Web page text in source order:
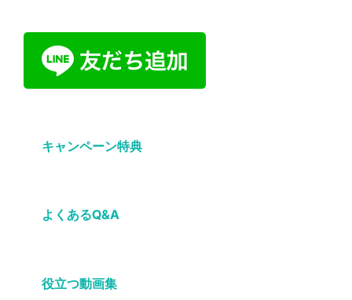
キャンペーン特典
よくあるQ&A
役立つ動画集